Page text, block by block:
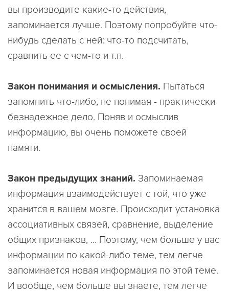
вы производите какие-то действия,
запоминается лучше. Поэтому попробуйте что-
нибудь сделать с ней: что-то подсчитать,
сравнить ее с чем-то и т.п.
Закон понимания и осмысления. Пытаться
запомнить что-либо, не понимая - практически
безнадежное дело. Поняв и осмыслив
информацию, вы очень поможете своей
памяти.
Закон предыдущих знаний. Запоминаемая
информация взаимодействует с той, что уже
хранится в вашем мозге. Происходит установка
ассоциативных связей, сравнение, выделение
общих признаков, ... Поэтому, чем больше у вас
информации по какой-либо теме, тем легче
запоминается новая информация по этой теме.
И вообще, чем больше вы знаете, тем легче